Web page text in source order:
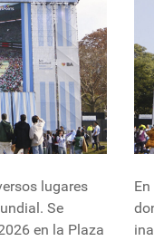
lugares
Se
en la Plaza